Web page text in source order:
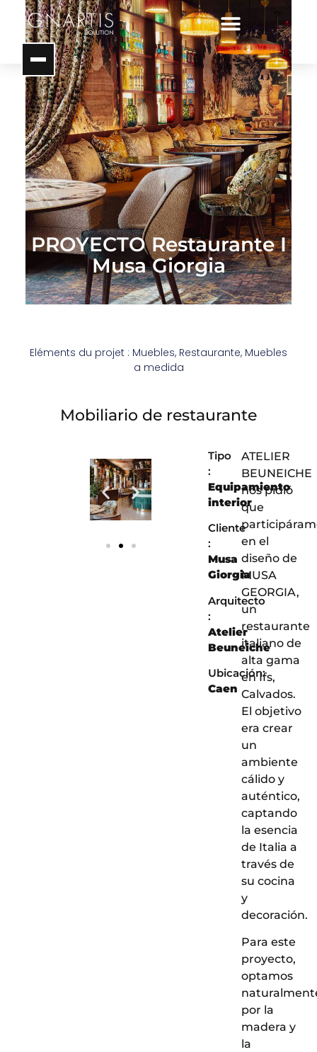
PROYECTO Restaurante I
Musa Giorgia
Eléments du projet : Muebles, Restaurante, Muebles
a medida
Mobiliario de restaurante
Tipo
:
Equipamiento
interior
Cliente
:
Musa
Giorgia
Arquitecto
:
Atelier
Beuneiche
Ubicación:
Caen
ATELIER
BEUNEICHE
nos pidió
que
en el
diseño de
MUSA
GEORGIA,
un
restaurante
italiano de
alta gama
en Ifs,
Calvados.
El objetivo
era crear
un
ambiente
cálido y
auténtico,
captando
la esencia
de Italia a
través de
su cocina
y
decoración.
Para este
proyecto,
optamos
por la
madera y
la